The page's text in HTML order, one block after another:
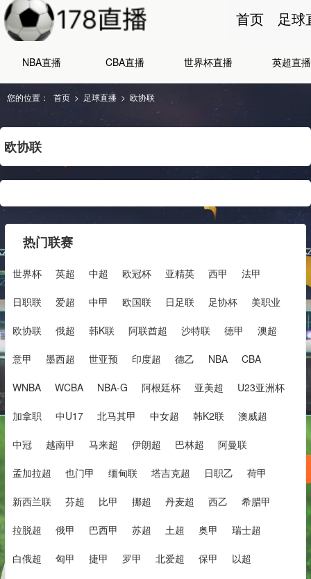
首页 足球
NBA直播 CBA直播 世界杯直播 英超直播
您的位置： 首页 > 足球直播 > 欧协联
欧协联
热门联赛
世界杯 英超 中超 欧冠杯 亚精英 西甲 法甲
日职联 爱超 中甲 欧国联 日足联 足协杯 美职业
欧协联 俄超 韩K联 阿联酋超 沙特联 德甲 澳超
意甲 墨西超 世亚预 印度超 德乙 NBA CBA
WNBA WCBA NBA-G 阿根廷杯 亚美超 U23亚洲杯
加拿职 中U17 北马其甲 中女超 韩K2联 澳威超
中冠 越南甲 马来超 伊朗超 巴林超 阿曼联
孟加拉超 也门甲 缅甸联 塔吉克超 日职乙 荷甲
新西兰联 芬超 比甲 挪超 丹麦超 西乙 希腊甲
拉脱超 俄甲 巴西甲 苏超 土超 奥甲 瑞士超
白俄超 匈甲 捷甲 罗甲 北爱超 保甲 以超